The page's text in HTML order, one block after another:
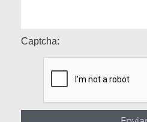
Captcha: